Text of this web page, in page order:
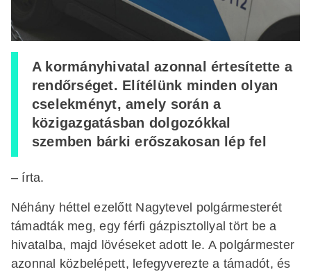
A kormányhivatal azonnal értesítette a
rendőrséget. Elítélünk minden olyan
cselekményt, amely során a
közigazgatásban dolgozókkal
szemben bárki erőszakosan lép fel
– írta.
Néhány héttel ezelőtt Nagytevel polgármesterét
támadták meg, egy férfi gázpisztollyal tört be a
hivatalba, majd lövéseket adott le. A polgármester
azonnal közbelépett, lefegyverezte a támadót, és